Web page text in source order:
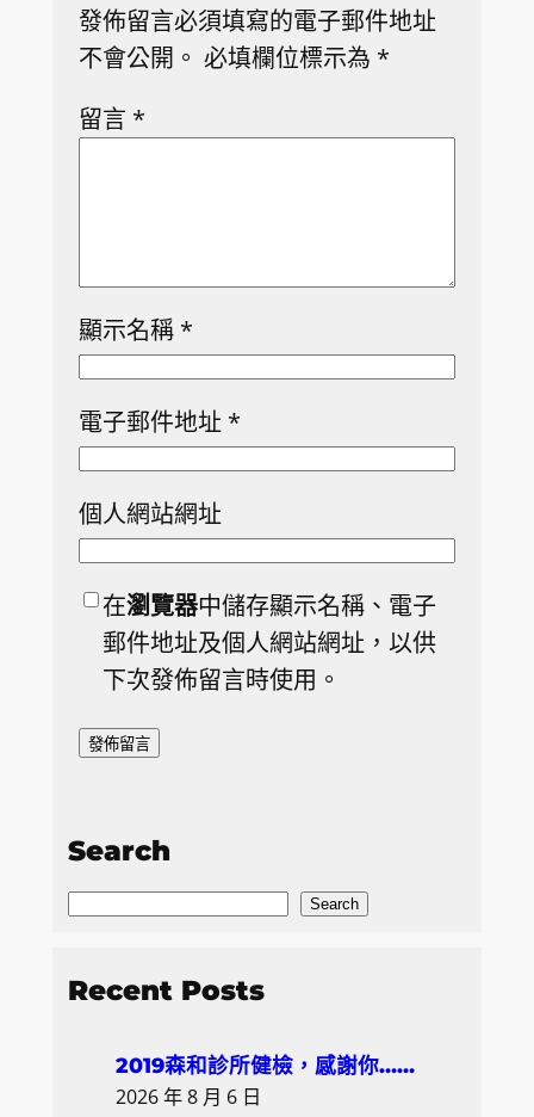
發佈留言必須填寫的電子郵件地址
不會公開。 必填欄位標示為 *
留言 *
顯示名稱 *
電子郵件地址 *
個人網站網址
在瀏覽器中儲存顯示名稱、電子
郵件地址及個人網站網址，以供
下次發佈留言時使用。
Search
S
a
Search
Recent Posts
2019森和診所健檢，感謝你……
2026 年 8 月 6 日